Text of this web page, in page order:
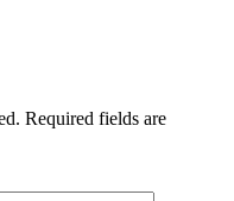
Required fields are